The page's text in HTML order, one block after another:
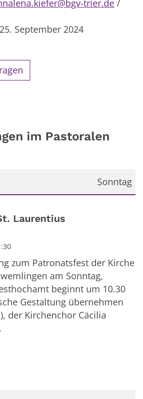
trier.de /
September 2024
im Pastoralen
Sonntag
Laurentius
zum Patronatsfest der Kirche
am Sonntag,
beginnt um 10.30
Gestaltung übernehmen
der Kirchenchor Cäcilia